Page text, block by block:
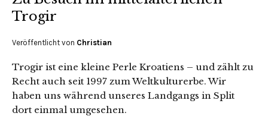
Trogir
Veröffentlicht von Christian
Trogir ist eine kleine Perle Kroatiens – und zählt zu
Recht auch seit 1997 zum Weltkulturerbe. Wir
haben uns während unseres Landgangs in Split
dort einmal umgesehen.